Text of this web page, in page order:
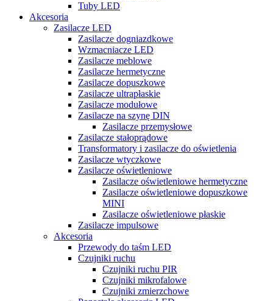
Tuby LED
Akcesoria
Zasilacze LED
Zasilacze dogniazdkowe
Wzmacniacze LED
Zasilacze meblowe
Zasilacze hermetyczne
Zasilacze dopuszkowe
Zasilacze ultrapłaskie
Zasilacze modułowe
Zasilacze na szynę DIN
Zasilacze przemysłowe
Zasilacze stałoprądowe
Transformatory i zasilacze do oświetlenia
Zasilacze wtyczkowe
Zasilacze oświetleniowe
Zasilacze oświetleniowe hermetyczne
Zasilacze oświetleniowe dopuszkowe
MINI
Zasilacze oświetleniowe płaskie
Zasilacze impulsowe
Akcesoria
Przewody do taśm LED
Czujniki ruchu
Czujniki ruchu PIR
Czujniki mikrofalowe
Czujniki zmierzchowe